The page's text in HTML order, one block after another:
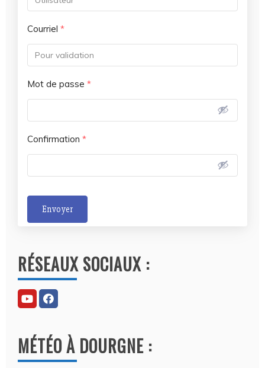
Courriel *
Mot de passe *
Confirmation *
Envoyer
t
e
r
n
t
i
RÉSEAUX SOCIAUX :
MÉTÉO À DOURGNE :